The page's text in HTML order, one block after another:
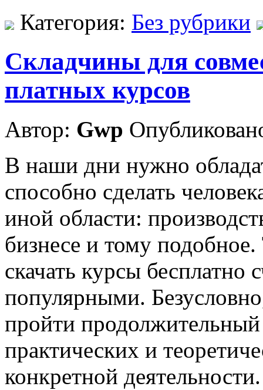
Категория: Без рубрики
Складчины для
платных курсов
Автор: Gwp
В наши дни нужно
способно сделать
иной области:
бизнесе и тому
скачать курсы бесплатно
популярными.
пройти
практических и
конкретной